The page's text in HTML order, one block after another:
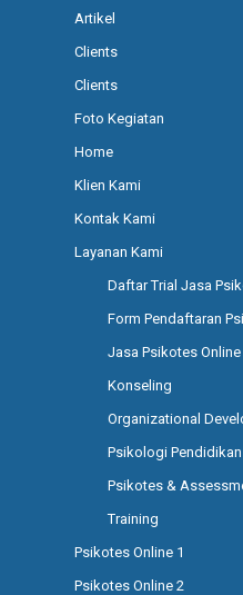
Artikel
Clients
Clients
Foto Kegiatan
Home
Klien Kami
Kontak Kami
Layanan Kami
Daftar Trial Jasa
Form Pendaftaran
Jasa Psikotes Online
Konseling
Organizational
Psikologi Pendidikan
Psikotes &
Training
Psikotes Online 1
Psikotes Online 2